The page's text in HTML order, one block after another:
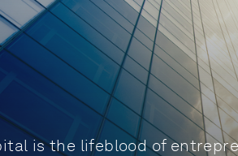
is the lifeblood of